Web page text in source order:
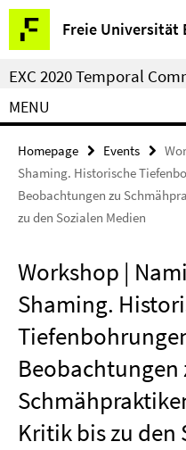
Springe
direkt
zu
Inhalt
Freie Universität
Service
Navigation
EXC 2020 Temporal
MENU
Homepage Events
Shaming. Historische
Beobachtungen zu
zu den Sozialen Medien
Workshop |
Shaming.
Beobachtungen
Kritik bis zu den